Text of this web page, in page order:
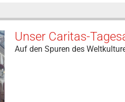
Unser Caritas-
Auf den Spuren des